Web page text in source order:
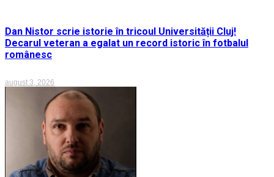
Dan Nistor scrie istorie în tricoul Universității Cluj!
Decarul veteran a egalat un record istoric în fotbalul
românesc
august 3, 2026